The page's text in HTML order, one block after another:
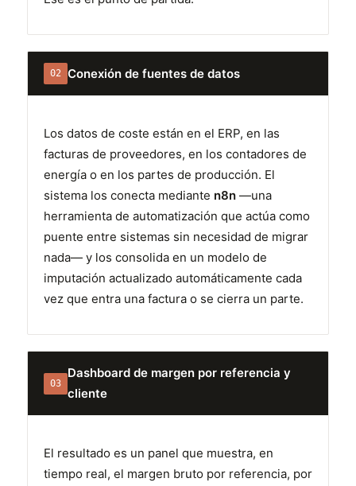
02 Conexión de fuentes de datos
Los datos de coste están en el ERP, en las
facturas de proveedores, en los contadores de
energía o en los partes de producción. El
sistema los conecta mediante n8n —una
herramienta de automatización que actúa como
puente entre sistemas sin necesidad de migrar
nada— y los consolida en un modelo de
imputación actualizado automáticamente cada
vez que entra una factura o se cierra un parte.
03
Dashboard de margen por referencia y
cliente
El resultado es un panel que muestra, en
tiempo real, el margen bruto por referencia, por